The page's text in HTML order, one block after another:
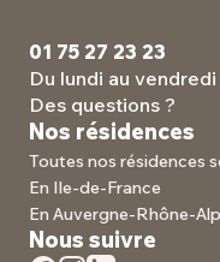
01 75 27 23 23
Du lundi au
Des questions ?
Nos résidences
Toutes nos résidences
En Ile-de-France
En Auvergne-Rhône-
Nous suivre